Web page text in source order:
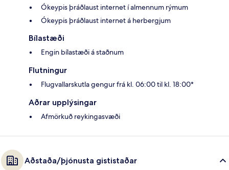
Ókeypis þráðlaust internet í almennum rýmum
Ókeypis þráðlaust internet á herbergjum
Bílastæði
Engin bílastæði á staðnum
Flutningur
Flugvallarskutla gengur frá kl. 06:00 til kl. 18:00*
Aðrar upplýsingar
Afmörkuð reykingasvæði
Aðstaða/þjónusta gististaðar